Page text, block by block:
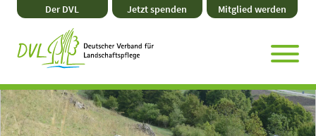
Direkt
zum
Zum
Hauptmenü
Zum
Seitenende
Zur
Website-
Der DVL Jetzt spenden Mitglied werden